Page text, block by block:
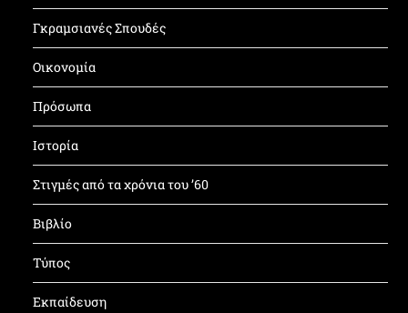
Γκραμσιανές Σπουδές
Οικονομία
Πρόσωπα
Ιστορία
Στιγμές από τα χρόνια του ’60
Βιβλίο
Τύπος
Εκπαίδευση